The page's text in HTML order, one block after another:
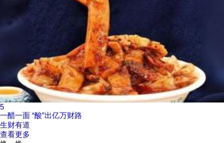
5
一醋一面 “酸”出亿万财路
生财有道
查看更多